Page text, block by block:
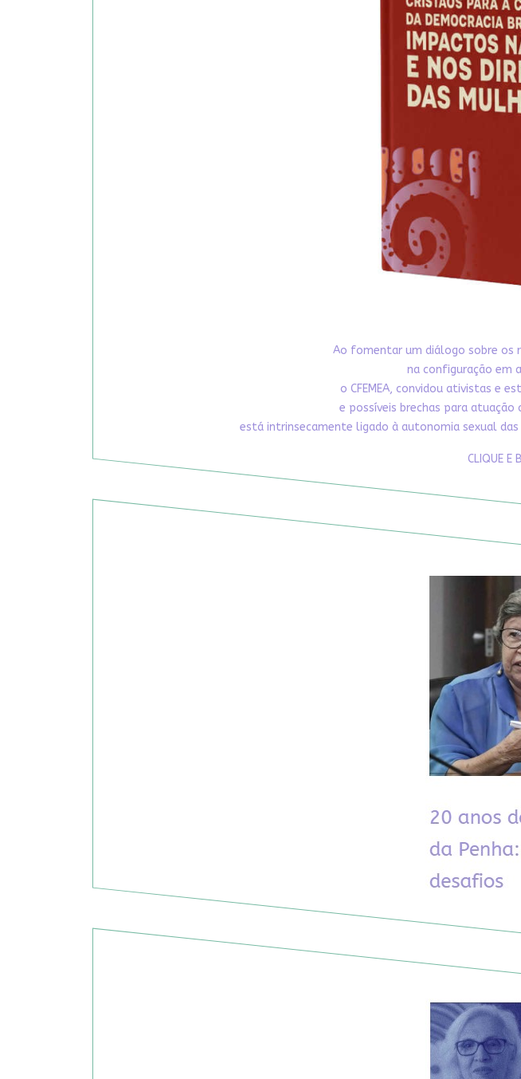
Ao fomentar um diálogo sobre os
na configuração em
o CFEMEA, convidou ativistas e
e possíveis brechas para
está intrinsecamente ligado à autonomia sexual
CLIQUE E